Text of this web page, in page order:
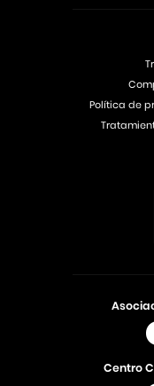
Centro
Política de